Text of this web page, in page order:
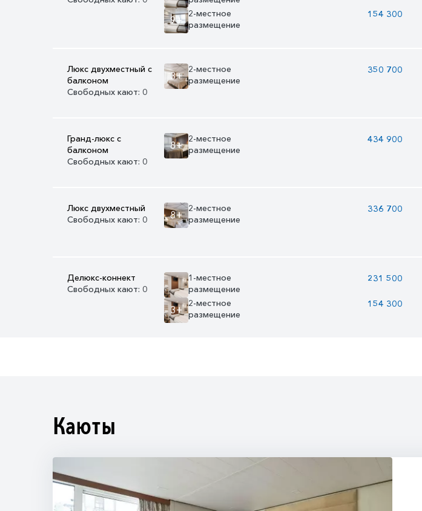
9+
2-местное
размещение
154 300
Люкс двухместный с
балконом
Свободных кают: 0
3+
2-местное
размещение
350 700
Гранд-люкс с
балконом
Свободных кают: 0
8+
2-местное
размещение
434 900
Люкс двухместный
Свободных кают: 0
8+
2-местное
размещение
336 700
Делюкс-коннект
Свободных кают: 0
1-местное
размещение
231 500
3+
2-местное
размещение
154 300
Каюты